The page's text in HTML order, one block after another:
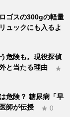
ゴスの300gの軽量
ュックにも入るよ
危険も。現役探偵
と当たる理由
★
危険？ 糖尿病「早
師が伝授
★ 0